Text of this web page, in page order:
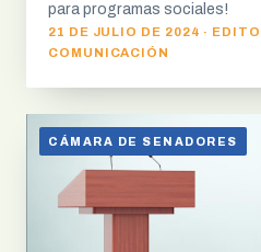
para programas sociales!
21 DE JULIO DE 2024 ·
COMUNICACIÓN
CÁMARA DE SENADORES